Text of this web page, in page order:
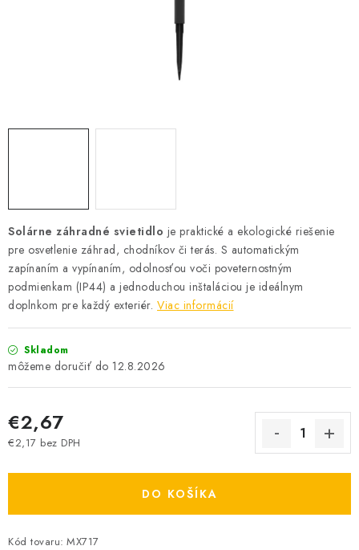
SEZÓNNE VÝPREDAJE POĽNOPOTREBY
O NÁS - MEGALED & JANTON ZÁKAMENNÉ
Reklamácie a formulár na odstúpenie od zmluvy
Obchodné podmienky
Podmienky ochrany osobných údajov
O nás - MEGALED & JANTON Zákamenné
Zľavy pre profíkov
Solárne záhradné svietidlo je praktické a ekologické riešenie
pre osvetlenie záhrad, chodníkov či terás. S automatickým
zapínaním a vypínaním, odolnosťou voči poveternostným
podmienkam (IP44) a jednoduchou inštaláciou je ideálnym
doplnkom pre každý exteriér. Viac informácií
Skladom
12.8.2026
€2,67
€2,17 bez DPH
DO KOŠÍKA
Kód tovaru: MX717